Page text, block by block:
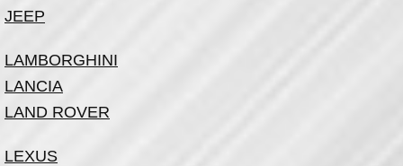
JEEP
LAMBORGHINI
LANCIA
LAND ROVER
LEXUS